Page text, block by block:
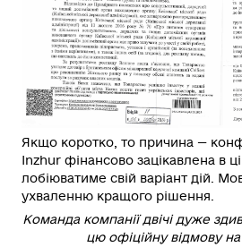
Якщо коротко, то причина —
Inzhur фінансово зацікавлена в
лобіюватиме свій варіант дій.
ухваленню кращого рішення.
Команда компанії двічі дуже
цю офіційну відмову на